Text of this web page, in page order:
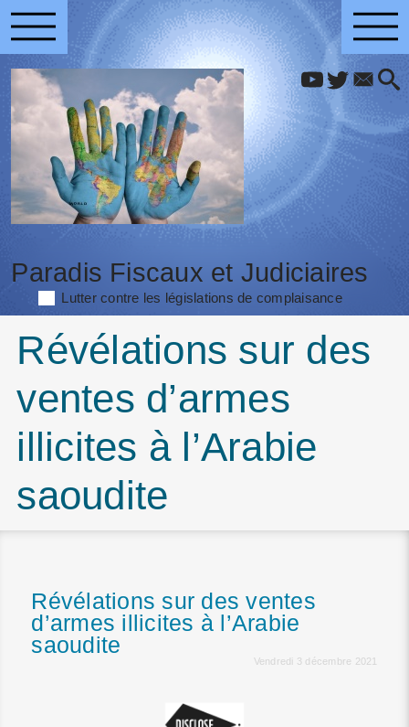
Paradis Fiscaux et Judiciaires
Lutter contre les législations de complaisance
Révélations sur des
ventes d’armes
illicites à l’Arabie
saoudite
Révélations sur des ventes
d’armes illicites à l’Arabie
saoudite
Vendredi 3 décembre 2021